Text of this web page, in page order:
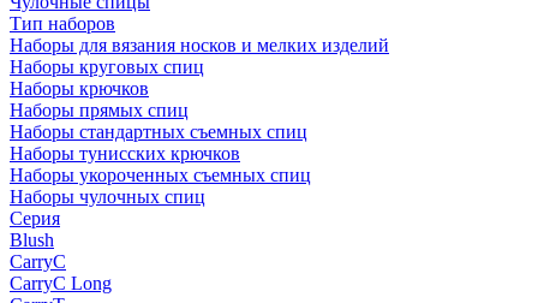
Тип наборов
Наборы для вязания носков и мелких изделий
Наборы круговых спиц
Наборы крючков
Наборы прямых спиц
Наборы стандартных съемных спиц
Наборы тунисских крючков
Наборы укороченных съемных спиц
Наборы чулочных спиц
Серия
Blush
CarryC
CarryC Long